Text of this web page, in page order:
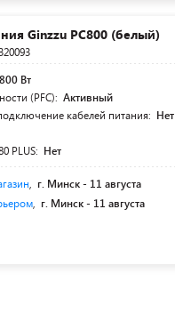
Ginzzu PC800 (белый)
800 Вт
(PFC): Активный
кабелей питания: Нет
PLUS: Нет
г. Минск - 11 августа
г. Минск - 11 августа